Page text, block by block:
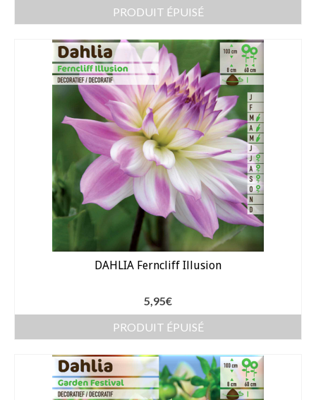
PRODUIT ÉPUISÉ
DAHLIA Ferncliff Illusion
5,95€
PRODUIT ÉPUISÉ